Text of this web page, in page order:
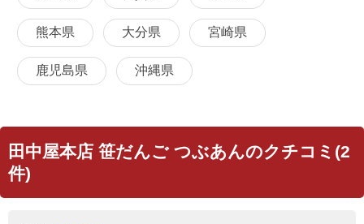
熊本県 大分県 宮崎県
鹿児島県 沖縄県
田中屋本店 笹だんご つぶあんのクチコミ(2
件)